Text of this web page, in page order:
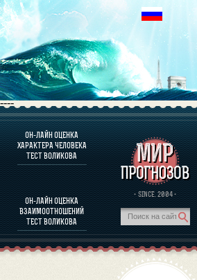
----
ОН-ЛАЙН ОЦЕНКА
ХАРАКТЕРА ЧЕЛОВЕКА
ТЕСТ ВОЛИКОВА
ОН-ЛАЙН ОЦЕНКА
ВЗАИМООТНОШЕНИЙ
ТЕСТ ВОЛИКОВА
· SINCE. 2004 ·
О ПРОГРАММЕ
ОЦЕНКА ХАРАКТЕРA
ОЦЕНКА ХАРАКТЕРА
О ПРОГРАММЕ
ПРОГНОЗЫ И